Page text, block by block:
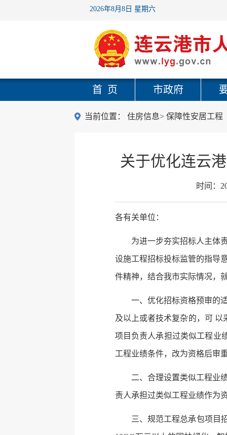
2026年8月8日 星期六
首 页 市政府
当前位置： 住房信息> 保障性安居工程
关于优化连云
时间：
各有关单位：
为进一步夯实招标人主体
设施工程招标投标监管的指导
件精神，结合我市实际情况，
一、优化招标资格预审的
及以上或者技术复杂的，可
项目负责人承担过类似工程业
工程业绩条件，改为资格后审
二、合理设置类似工程业
责人承担过类似工程业绩作为
三、规范工程总承包项目